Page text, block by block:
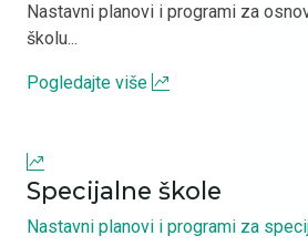
Nastavni planovi i programi za
školu...
Pogledajte više
Specijalne škole
Nastavni planovi i programi za